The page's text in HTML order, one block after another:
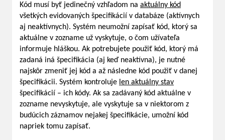
Kód musí byť jedinečný vzhľadom na aktuálny kód
všetkých evidovaných špecifikácií v databáze (aktívnych
aj neaktívnych). Systém neumožní zapísať kód, ktorý sa
aktuálne v zozname už vyskytuje, o čom užívateľa
informuje hláškou. Ak potrebujete použiť kód, ktorý má
zadaná iná špecifikácia (aj keď neaktívna), je nutné
najskôr zmeniť jej kód a až následne kód použiť v danej
špecifikácii. Systém kontroluje len aktuálny stav
špecifikácií – ich kódy. Ak sa zadávaný kód aktuálne v
zozname nevyskytuje, ale vyskytuje sa v niektorom z
budúcich záznamov nejakej špecifikácie, umožní kód
napriek tomu zapísať.